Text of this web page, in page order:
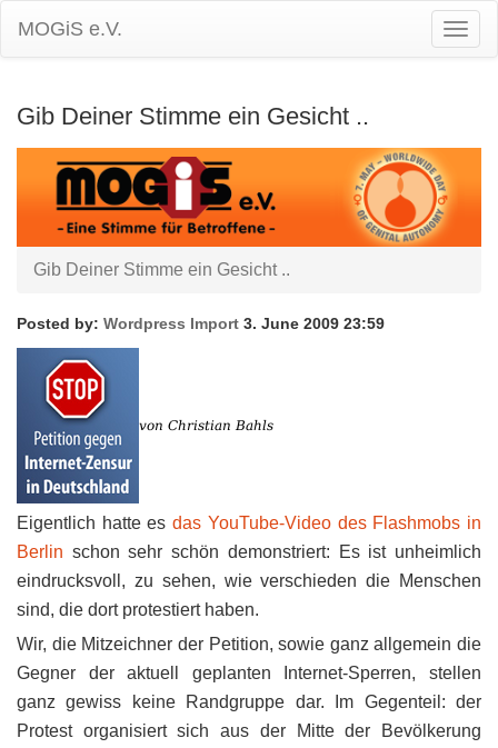
MOGiS e.V.
Gib Deiner Stimme ein Gesicht ..
Gib Deiner Stimme ein Gesicht ..
Posted by: Wordpress Import 3. June 2009 23:59
Eigentlich hatte esdas YouTube-Video des Flashmobs in
Berlin schon sehr schön demonstriert: Es ist unheimlich
eindrucksvoll, zu sehen, wie verschieden die Menschen
sind, die dort protestiert haben.
Wir, die Mitzeichner der Petition, sowie ganz allgemein die
Gegner der aktuell geplanten Internet-Sperren, stellen
ganz gewiss keine Randgruppe dar. Im Gegenteil: der
Protest organisiert sich aus der Mitte der Bevölkerung